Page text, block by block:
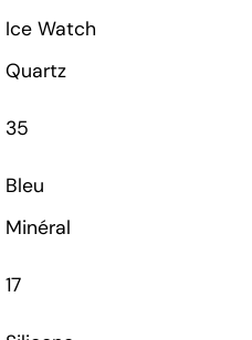
Ice Watch
Quartz
35
Bleu
Minéral
17